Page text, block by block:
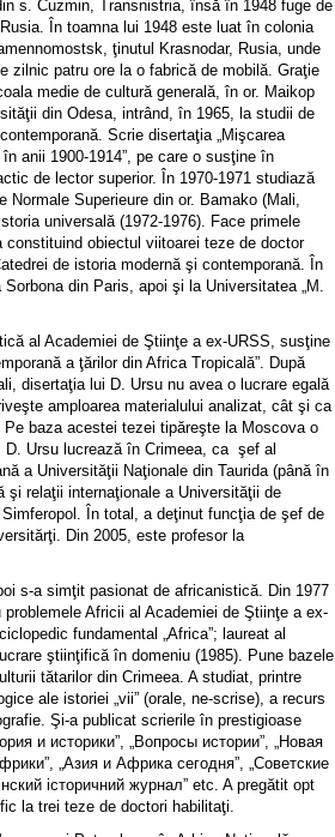
s. Cuzmin, Transnistria, însă în 1948 fuge de
În toamna lui 1948 este luat în colonia
ţinutul Krasnodar, Rusia, unde
zilnic patru ore la o fabrică de mobilă. Graţie
medie de cultură generală, în or. Maikop
din Odesa, intrând, în 1965, la studii de
Scrie disertaţia „Mişcarea
anii 1900-1914”, pe care o susţine în
de lector superior. În 1970-1971 studiază
Normale Superieure din or. Bamako (Mali,
universală (1972-1976). Face primele
obiectul viitoarei teze de doctor
de istoria modernă şi contemporană. În
din Paris, apoi şi la Universitatea „M.
al Academiei de Ştiinţe a ex-URSS, susţine
a ţărilor din Africa Tropicală”. După
disertaţia lui D. Ursu nu avea o lucrare egală
amploarea materialului analizat, cât şi ca
baza acestei tezei tipăreşte la Moscova o
D. Ursu lucrează în Crimeea, ca şef al
a Universităţii Naţionale din Taurida (până în
şi relaţii internaţionale a Universităţii de
În total, a deţinut funcţia de şef de
Din 2005, este profesor la
s-a simţit pasionat de africanistică. Din 1977
Africii al Academiei de Ştiinţe a ex-
fundamental „Africa”; laureat al
ştiinţifică în domeniu (1985). Pune bazele
tătarilor din Crimeea. A studiat, printre
ale istoriei „vii” (orale, ne-scrise), a recurs
Şi-a publicat scrierile în prestigioase
и историки”, „Вопросы истории”, „Новая
„Азия и Африка сегодня”, „Советские
iсторичний журнал” etc. A pregătit opt
la trei teze de doctori habilitaţi.